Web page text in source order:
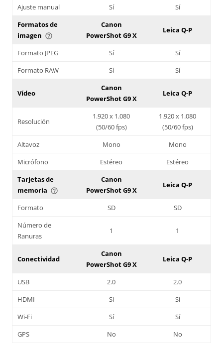
Ajuste manual Sí
Sí
Formatos de
imagen help_outline
Canon
PowerShot G9 X
Leica Q-P
Formato JPEG Sí
Sí
Formato RAW
Sí Sí
Vídeo
Canon
PowerShot G9 X
Leica Q-P
Resolución
1.920 x 1.080
(50/60 fps)
1.920 x 1.080
(50/60 fps)
Altavoz
Mono
Mono
Micrófono
Estéreo
Estéreo
Tarjetas de
memoria help_outline
Canon
PowerShot G9 X
Leica Q-P
Formato SD
SD
Número de
Ranuras
1 1
Conectividad
Canon
PowerShot G9 X
Leica Q-P
USB 2.0
2.0
HDMI
Sí
Sí
Wi-Fi
Sí
Sí
GPS
No No